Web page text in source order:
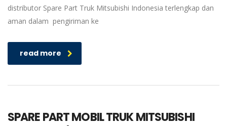
distributor Spare Part Truk Mitsubishi Indonesia terlengkap dan
aman dalam pengiriman ke
read more
SPARE PART MOBIL TRUK MITSUBISHI